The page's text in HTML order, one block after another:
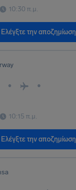
10:30 π.μ.
Ελέγξτε την αποζημίωση
• •
10:15 π.μ.
Ελέγξτε την αποζημίωση